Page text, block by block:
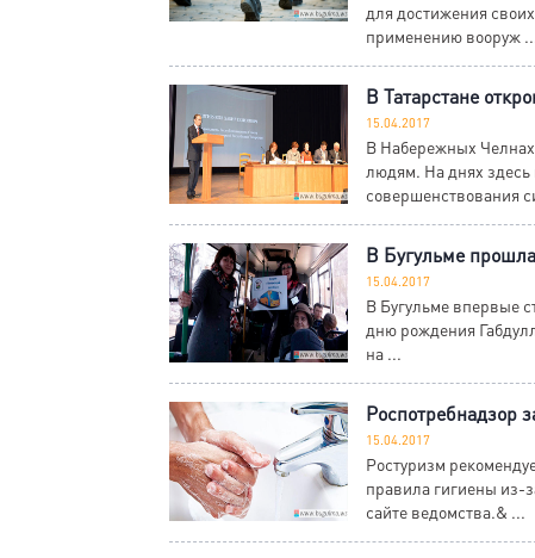
для достижения
применению вооруж
В Татарстане
15.04.2017
В Набережных
людям. На днях здесь
совершенствования
В Бугульме
15.04.2017
В Бугульме впервые
дню рождения
на ...
Роспотребнадзор
15.04.2017
Ростуризм
правила гигиены из-
сайте ведомства.& ...